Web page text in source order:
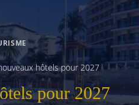
hôtels pour 2027
pour 2027